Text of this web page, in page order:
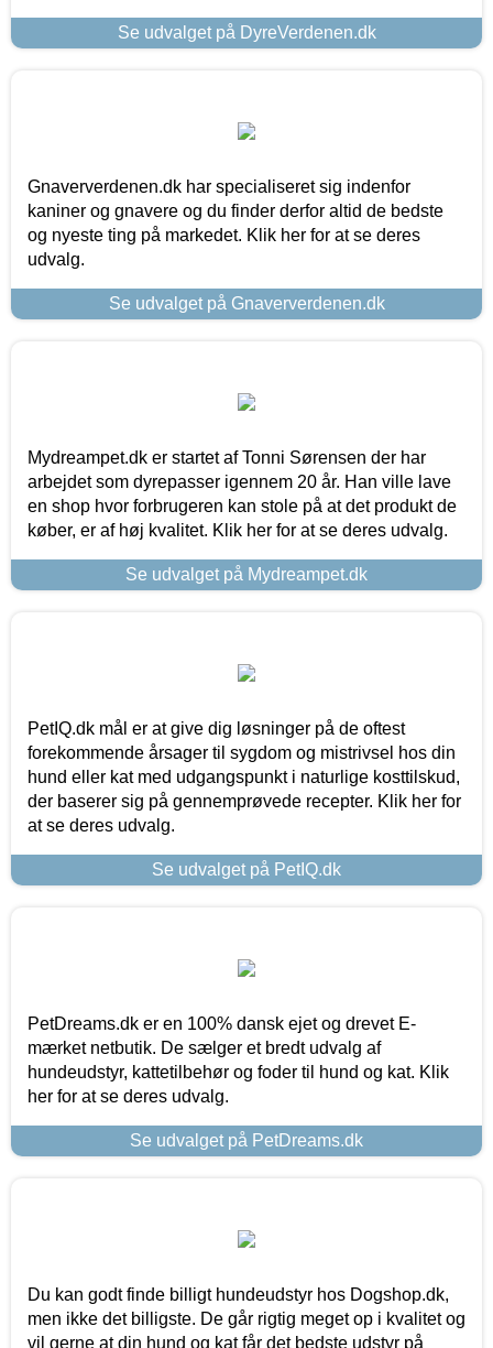
Se udvalget på DyreVerdenen.dk
Gnaververdenen.dk har specialiseret sig indenfor
kaniner og gnavere og du finder derfor altid de bedste
og nyeste ting på markedet. Klik her for at se deres
udvalg.
Se udvalget på Gnaververdenen.dk
Mydreampet.dk er startet af Tonni Sørensen der har
arbejdet som dyrepasser igennem 20 år. Han ville lave
en shop hvor forbrugeren kan stole på at det produkt de
køber, er af høj kvalitet. Klik her for at se deres udvalg.
Se udvalget på Mydreampet.dk
PetIQ.dk mål er at give dig løsninger på de oftest
forekommende årsager til sygdom og mistrivsel hos din
hund eller kat med udgangspunkt i naturlige kosttilskud,
der baserer sig på gennemprøvede recepter. Klik her for
at se deres udvalg.
Se udvalget på PetIQ.dk
PetDreams.dk er en 100% dansk ejet og drevet E-
mærket netbutik. De sælger et bredt udvalg af
hundeudstyr, kattetilbehør og foder til hund og kat. Klik
her for at se deres udvalg.
Se udvalget på PetDreams.dk
Du kan godt finde billigt hundeudstyr hos Dogshop.dk,
men ikke det billigste. De går rigtig meget op i kvalitet og
vil gerne at din hund og kat får det bedste udstyr på